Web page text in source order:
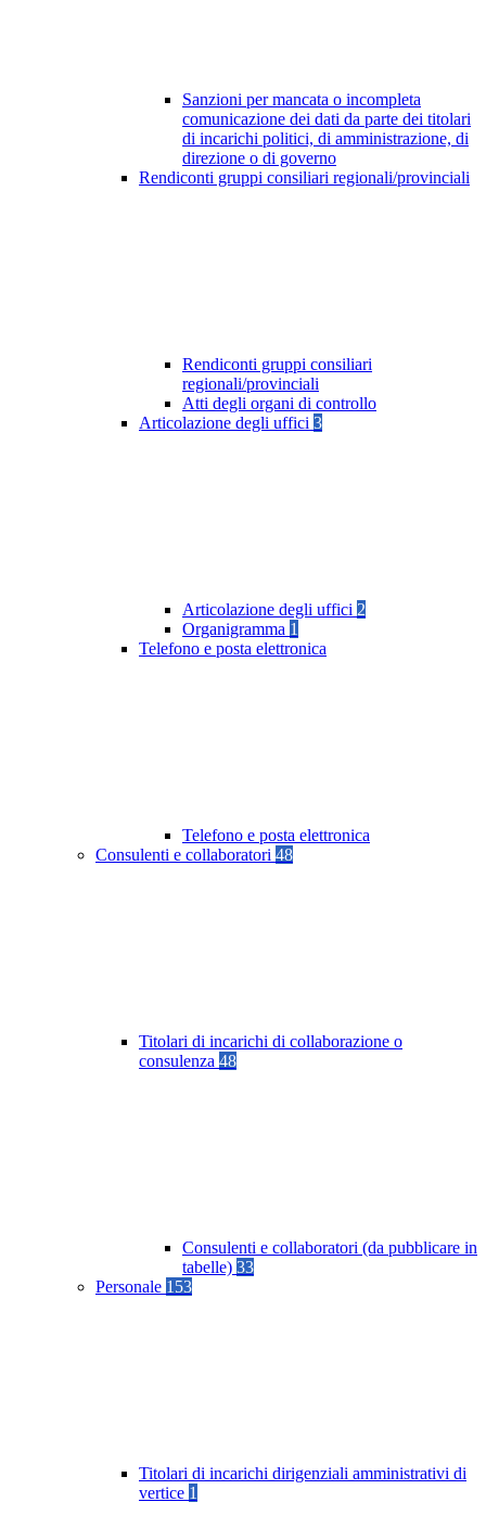
Sanzioni per mancata o incompleta
comunicazione dei dati da parte dei titolari
di incarichi politici, di amministrazione, di
direzione o di governo
Rendiconti gruppi consiliari regionali/provinciali
Rendiconti gruppi consiliari
regionali/provinciali
Atti degli organi di controllo
Articolazione degli uffici 3
Articolazione degli uffici 2
Organigramma 1
Telefono e posta elettronica
Telefono e posta elettronica
Consulenti e collaboratori 48
Titolari di incarichi di collaborazione o
consulenza 48
Consulenti e collaboratori (da pubblicare in
tabelle) 33
Personale 153
Titolari di incarichi dirigenziali amministrativi di
vertice 1